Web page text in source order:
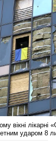
вікні лікарні
ударом 8